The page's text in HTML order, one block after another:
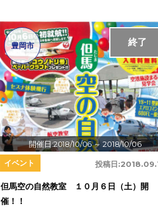
開催日:2018/10/06～ 2018/10/06
終了
豊岡市
投稿日:
イベント
但馬空の自然教室 １０月６日（土）開
催！！